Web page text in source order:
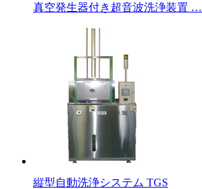
真空発生器付き超音波洗浄装置 …
縦型自動洗浄システム TGS